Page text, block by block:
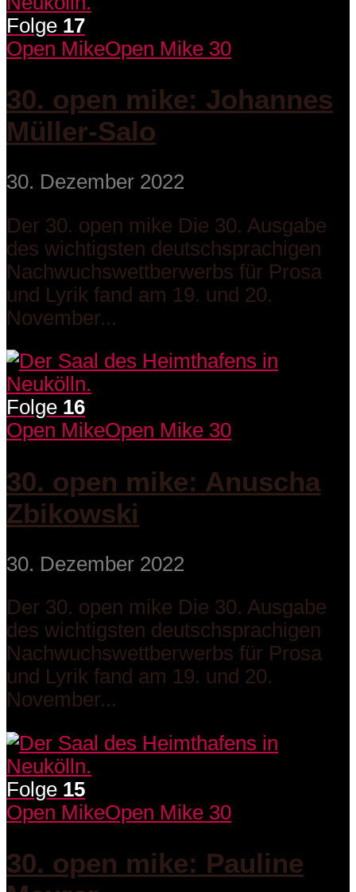
Folge 17
Open MikeOpen Mike 30
30. open mike: Johannes
Müller-Salo
30. Dezember 2022
Der 30. open mike Die 30. Ausgabe
des wichtigsten deutschsprachigen
Nachwuchswettberwerbs für Prosa
und Lyrik fand am 19. und 20.
November...
Folge 16
Open MikeOpen Mike 30
30. open mike: Anuscha
Zbikowski
30. Dezember 2022
Der 30. open mike Die 30. Ausgabe
des wichtigsten deutschsprachigen
Nachwuchswettberwerbs für Prosa
und Lyrik fand am 19. und 20.
November...
Folge 15
Open MikeOpen Mike 30
30. open mike: Pauline